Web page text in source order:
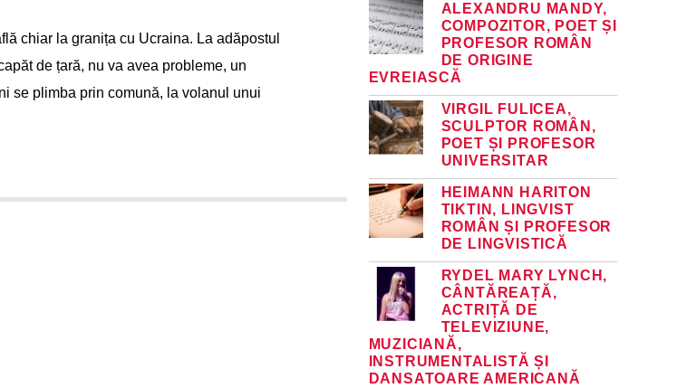
chiar la granița cu Ucraina. La adăpostul
de țară, nu va avea probleme, un
se plimba prin comună, la volanul unui
ALEXANDRU MANDY,
COMPOZITOR, POET ȘI
PROFESOR ROMÂN
DE ORIGINE
EVREIASCĂ
VIRGIL FULICEA,
SCULPTOR ROMÂN,
POET ȘI PROFESOR
UNIVERSITAR
HEIMANN HARITON
TIKTIN, LINGVIST
ROMÂN ȘI PROFESOR
DE LINGVISTICĂ
RYDEL MARY LYNCH,
CÂNTĂREAȚĂ,
ACTRIȚĂ DE
TELEVIZIUNE,
MUZICIANĂ,
INSTRUMENTALISTĂ ȘI
DANSATOARE AMERICANĂ